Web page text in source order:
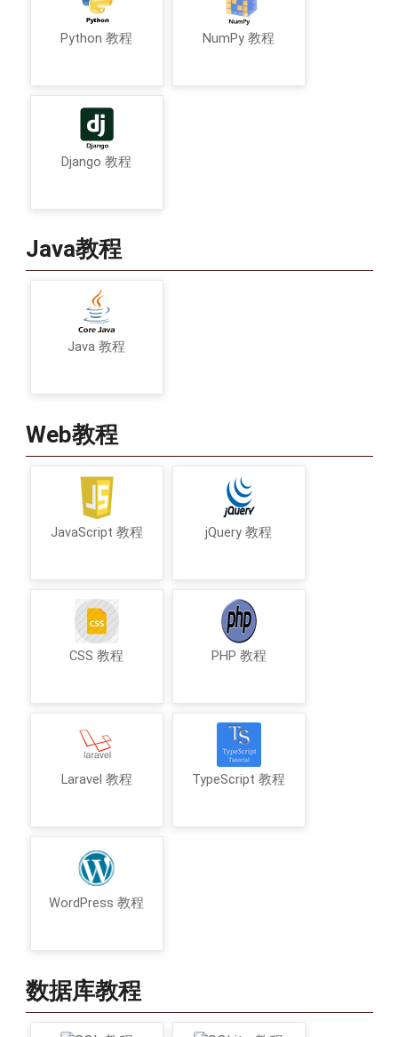
Python 教程 NumPy 教程
Django 教程
Java教程
Java 教程
Web教程
JavaScript 教程 jQuery 教程
CSS 教程 PHP 教程
Laravel 教程 TypeScript 教程
WordPress 教程
数据库教程